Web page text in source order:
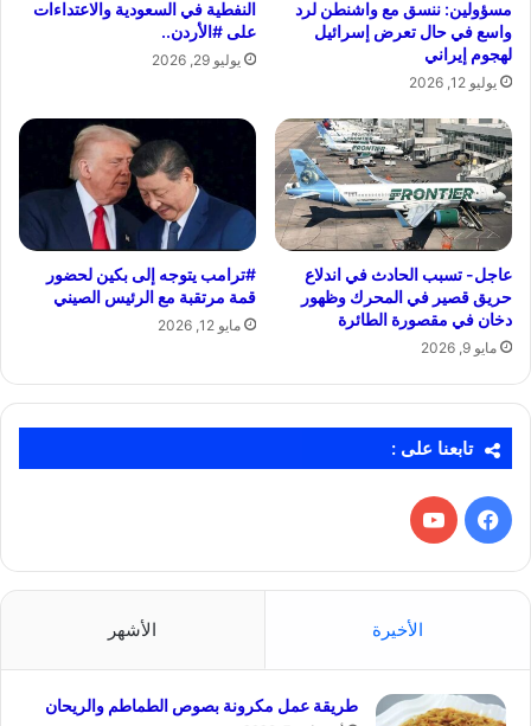
مسؤولين: ننسق مع واشنطن لرد
واسع في حال تعرض إسرائيل
لهجوم إيراني
يوليو 12, 2026
النفطية في السعودية والاعتداءات
على #الأردن..
يوليو 29, 2026
عاجل- تسبب الحادث في اندلاع
حريق قصير في المحرك وظهور
دخان في مقصورة الطائرة
مايو 9, 2026
#ترامب يتوجه إلى بكين لحضور
قمة مرتقبة مع الرئيس الصيني
مايو 12, 2026
تابعنا على :
فيسبوك‫YouTube
الأخيرة الأشهر
طريقة عمل مكرونة بصوص الطماطم والريحان